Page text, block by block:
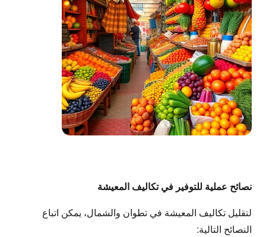
نصائح عملية للتوفير في تكاليف المعيشة
لتقليل تكاليف المعيشة في تطوان والشمال، يمكن اتباع
النصائح التالية: